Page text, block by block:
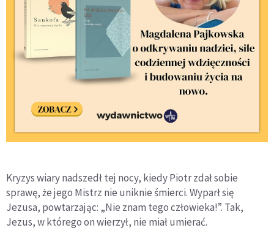
Kryzys wiary nadszedł tej nocy, kiedy Piotr zdał sobie
sprawę, że jego Mistrz nie uniknie śmierci. Wyparł się
Jezusa, powtarzając: „Nie znam tego człowieka!”. Tak,
Jezus, w którego on wierzył, nie miał umierać.